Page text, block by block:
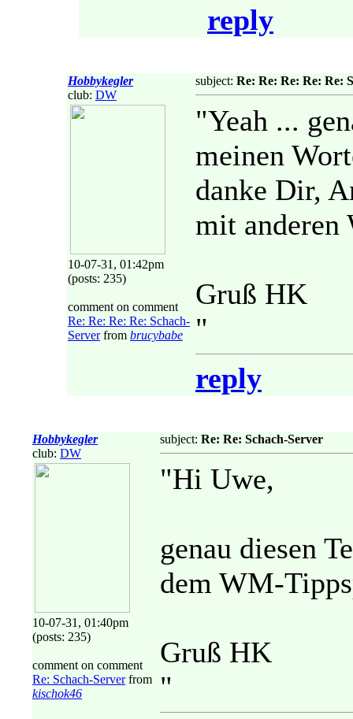
reply
Hobbykegler
club: DW
10-07-31, 01:42pm
(posts: 235)
comment on comment
Re: Re: Re: Re: Schach-
Serverfrom brucybabe
subject: Re: Re: Re: Re: Re:
"Yeah ...
meinen
danke Dir,
mit anderen
Gruß HK
"
reply
Hobbykegler
club: DW
10-07-31, 01:40pm
(posts: 235)
comment on comment
Re: Schach-Serverfrom
kischok46
subject: Re: Re: Schach-Server
"Hi Uwe,
genau diesen
dem WM-
Gruß HK
"